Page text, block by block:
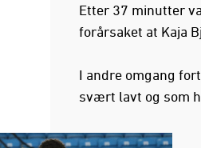
Etter 37 minutter
forårsaket at Kaja
I andre omgang
svært lavt og som